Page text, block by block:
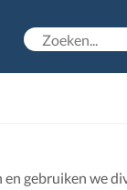
gebruiken we